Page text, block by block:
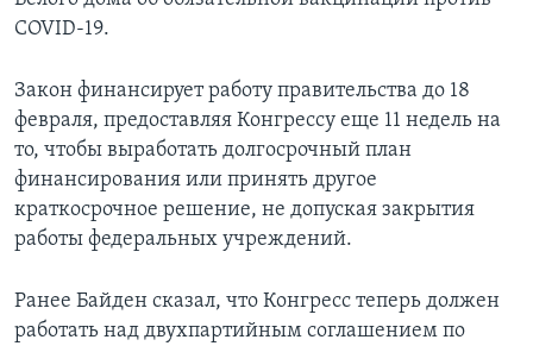
COVID-19.
Закон финансирует работу правительства до 18
февраля, предоставляя Конгрессу еще 11 недель на
то, чтобы выработать долгосрочный план
финансирования или принять другое
краткосрочное решение, не допуская закрытия
работы федеральных учреждений.
Ранее Байден сказал, что Конгресс теперь должен
работать над двухпартийным соглашением по